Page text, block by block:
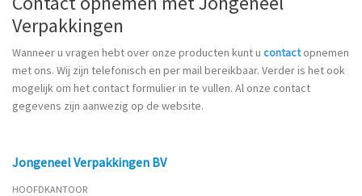
Verpakkingen
Wanneer u vragen hebt over onze producten kunt u contactopnemen
met ons. Wij zijn telefonisch en per mail bereikbaar. Verder is het ook
mogelijk om het contact formulier in te vullen. Al onze contact
gegevens zijn aanwezig op de website.
Jongeneel Verpakkingen BV
HOOFDKANTOOR